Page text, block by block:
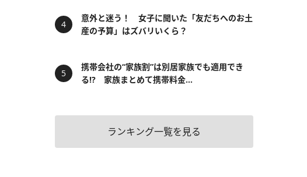
意外と迷う！ 女子に聞いた「友だちへのお土
産の予算」はズバリいくら？
携帯会社の“家族割”は別居家族でも適用でき
る!? 家族まとめて携帯料金...
ランキング一覧を見る